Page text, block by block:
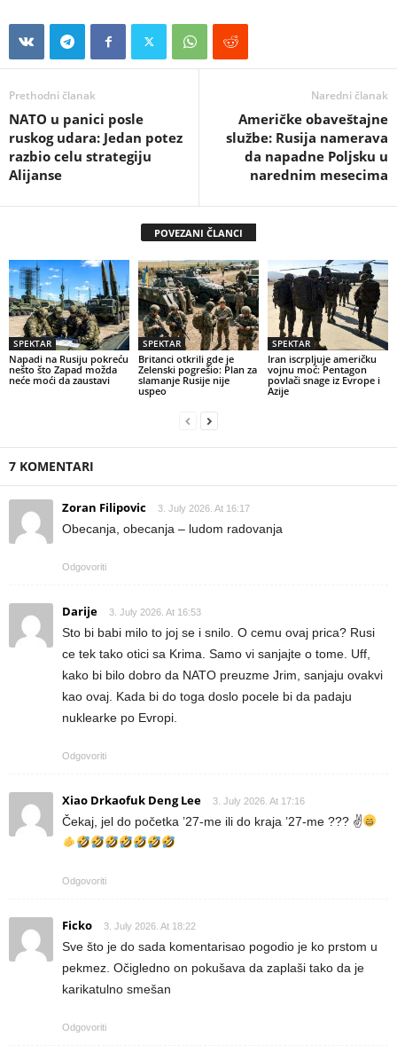
Prethodni članak
NATO u panici posle
ruskog udara: Jedan potez
razbio celu strategiju
Alijanse
Naredni članak
Američke obaveštajne
službe: Rusija namerava
da napadne Poljsku u
narednim mesecima
POVEZANI ČLANCI
SPEKTAR
Napadi na Rusiju pokreću
nešto što Zapad možda
neće moći da zaustavi
SPEKTAR
Britanci otkrili gde je
Zelenski pogrešio: Plan za
slamanje Rusije nije
uspeo
SPEKTAR
Iran iscrpljuje američku
vojnu moć: Pentagon
povlači snage iz Evrope i
Azije
7 KOMENTARI
Zoran Filipovic 3. July 2026. At 16:17
Obecanja, obecanja – ludom radovanja
Odgovoriti
Darije 3. July 2026. At 16:53
Sto bi babi milo to joj se i snilo. O cemu ovaj prica? Rusi
ce tek tako otici sa Krima. Samo vi sanjajte o tome. Uff,
kako bi bilo dobro da NATO preuzme Jrim, sanjaju ovakvi
kao ovaj. Kada bi do toga doslo pocele bi da padaju
nuklearke po Evropi.
Odgovoriti
Xiao Drkaofuk Deng Lee 3. July 2026. At 17:16
Čekaj, jel do početka ’27-me ili do kraja ’27-me ??? ✌
Odgovoriti
Ficko 3. July 2026. At 18:22
Sve što je do sada komentarisao pogodio je ko prstom u
pekmez. Očigledno on pokušava da zaplaši tako da je
karikatulno smešan
Odgovoriti